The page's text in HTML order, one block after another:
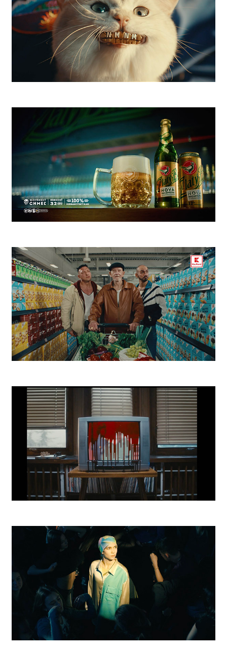
SLSP NMNM
Zlatý Bažant Aký Bol
Kaufland Žreby
Nastenka